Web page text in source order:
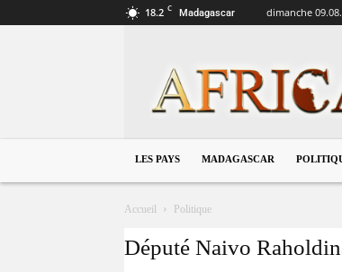
18.2 C Madagascar dimanche
LES PAYS MADAGASCAR
Accueil Politique
Député Naivo